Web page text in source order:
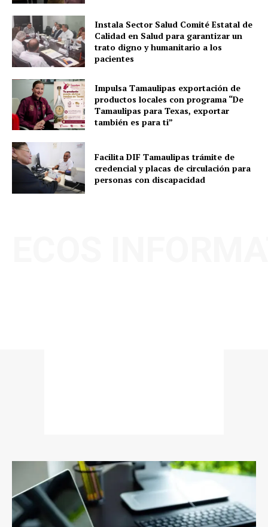
Instala Sector Salud Comité Estatal de
Calidad en Salud para garantizar un
trato digno y humanitario a los
pacientes
Impulsa Tamaulipas exportación de
productos locales con programa “De
Tamaulipas para Texas, exportar
también es para ti”
Facilita DIF Tamaulipas trámite de
credencial y placas de circulación para
personas con discapacidad